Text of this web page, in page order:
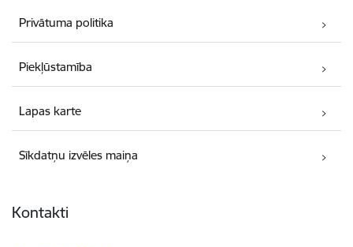
Privātuma politika
Piekļūstamība
Lapas karte
Sīkdatņu izvēles maiņa
Kontakti